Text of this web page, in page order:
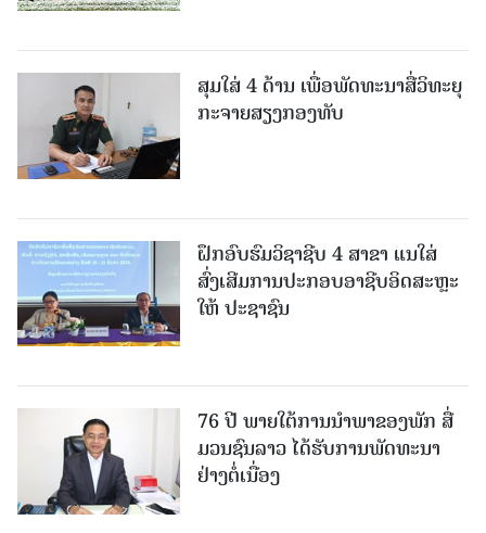
ສຸມໃສ່ 4 ດ້ານ ເພື່ອພັດທະນາສື່ວິທະຍຸ
ກະຈາຍສຽງກອງທັບ
ຝຶກອົບຮົມວິຊາຊີບ 4 ສາຂາ ແນໃສ່
ສົ່ງເສີມການປະກອບອາຊີບອິດສະຫຼະ
ໃຫ້ ປະຊາຊົນ
76 ປີ ພາຍໃຕ້ການນໍາພາຂອງພັກ ສື່
ມວນຊົນລາວ ໄດ້ຮັບການພັດທະນາ
ຢ່າງຕໍ່ເນື່ອງ